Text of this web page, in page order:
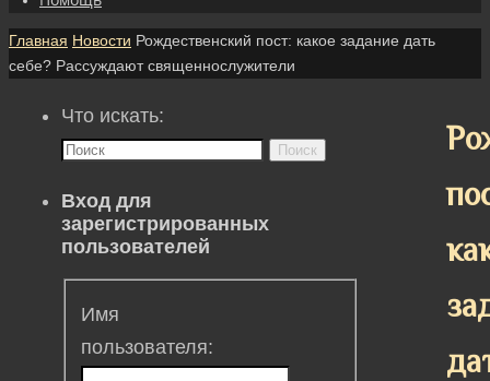
Главная Новости Рождественский пост: какое задание дать
себе? Рассуждают священнослужители
Что искать:
Поиск
Вход для
зарегистрированных
пользователей
Имя
пользователя: